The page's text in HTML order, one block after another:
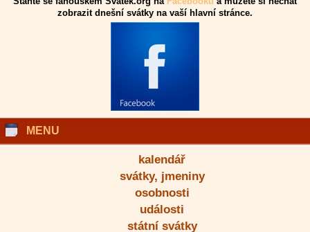
zobrazit dnešní svátky na vaší hlavní stránce.
MENU
kalendář
svátky, jmeniny
osobnosti
události
státní svátky